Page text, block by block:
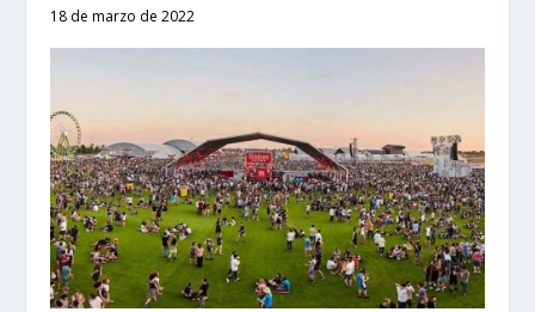
18 de marzo de 2022